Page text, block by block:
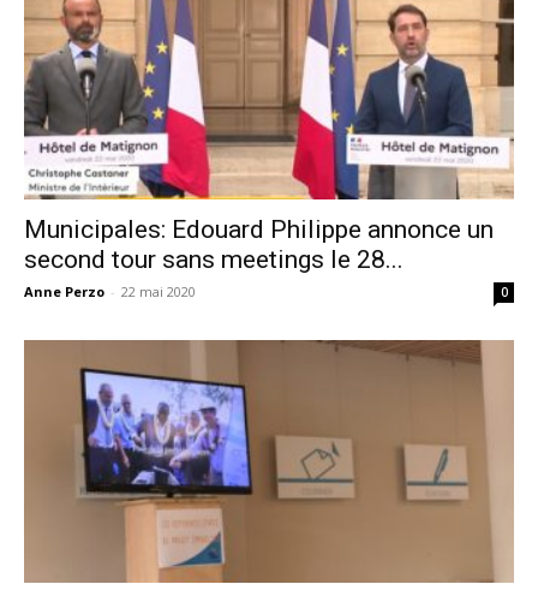
Municipales: Edouard Philippe annonce un
second tour sans meetings le 28...
Anne Perzo - 22 mai 2020 0